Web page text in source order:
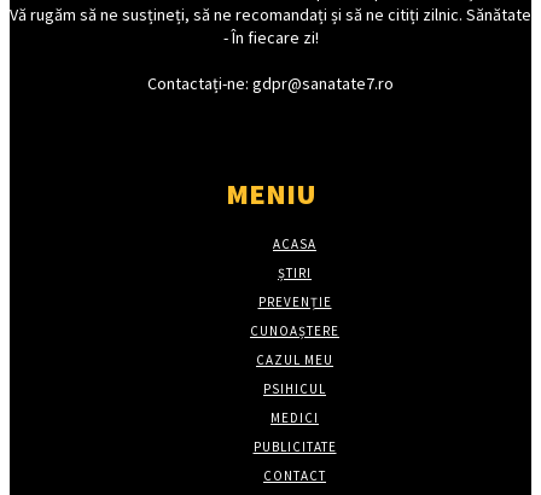
Vă rugăm să ne susțineți, să ne recomandați și să ne citiți zilnic. Sănătate
- În fiecare zi!
Contactați-ne: gdpr@sanatate7.ro
MENIU
ACASA
ȘTIRI
PREVENȚIE
CUNOAȘTERE
CAZUL MEU
PSIHICUL
MEDICI
PUBLICITATE
CONTACT